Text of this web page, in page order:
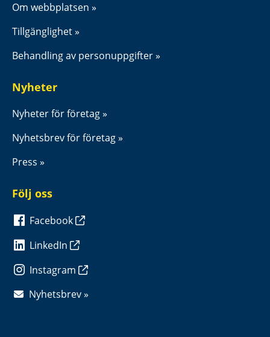
Om webbplatsen
Tillgänglighet
Behandling av personuppgifter
Nyheter
Nyheter för företag
Nyhetsbrev för företag
Press
Följ oss
Facebook
LinkedIn
Instagram
Nyhetsbrev